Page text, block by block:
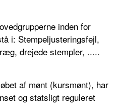
inden for
i: Stempeljusteringsfejl,
drejede stempler, .....
af mønt (kursmønt), har
og statsligt reguleret